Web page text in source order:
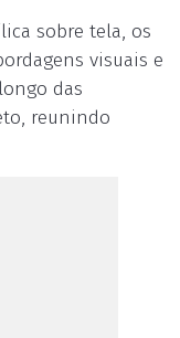
sobre tela, os
visuais e
das
reunindo